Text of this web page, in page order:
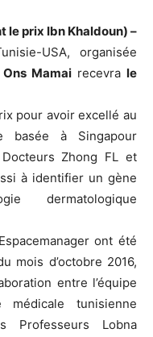
le prix Ibn Khaldoun) –
USA, organisée
Ons Mamai recevra le
pour avoir excellé au
basée à Singapour
Zhong FL et
à identifier un gène
dermatologique
ont été
mois d’octobre 2016,
entre l’équipe
tunisienne
Professeurs Lobna